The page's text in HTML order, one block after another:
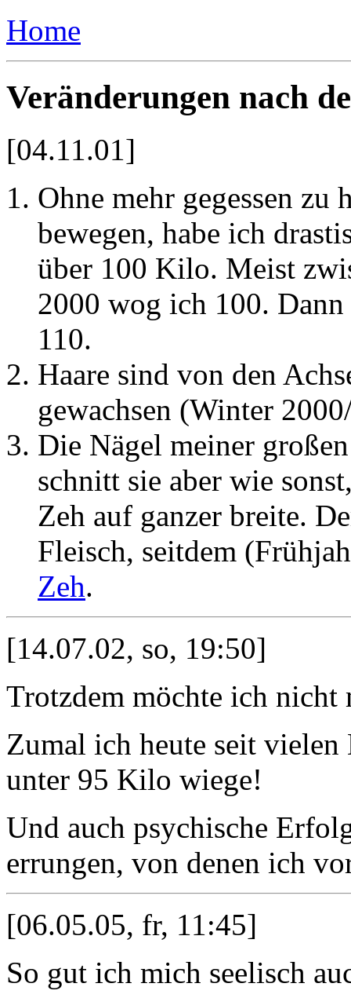
Home
Veränderungen nach
[04.11.01]
Ohne mehr gegessen zu
bewegen, habe ich
über 100 Kilo. Meist
2000 wog ich 100.
110.
Haare sind von den
gewachsen (Winter
Die Nägel meiner
schnitt sie aber wie
Zeh auf ganzer breite.
Fleisch, seitdem
Zeh.
[14.07.02, so, 19:50]
Trotzdem möchte ich nicht
Zumal ich heute seit
unter 95 Kilo wiege!
Und auch psychische
errungen, von denen ich
[06.05.05, fr, 11:45]
So gut ich mich seelisch